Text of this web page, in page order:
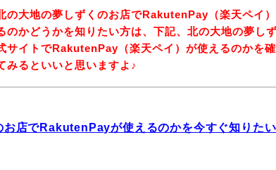
の大地の夢しずくのお店でRakutenPay（楽天ペイ）
のかどうかを知りたい方は、下記、北の大地の夢しず
サイトでRakutenPay（楽天ペイ）が使えるのかを確
みるといいと思いますよ♪
お店でRakutenPayが使えるのかを今すぐ知りた